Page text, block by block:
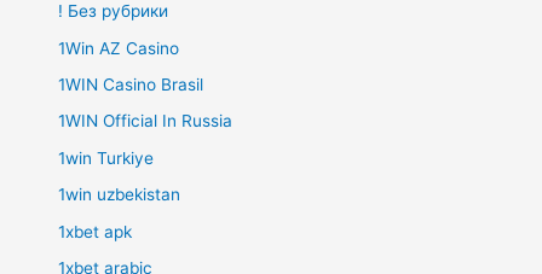
! Без рубрики
1Win AZ Casino
1WIN Casino Brasil
1WIN Official In Russia
1win Turkiye
1win uzbekistan
1xbet apk
1xbet arabic